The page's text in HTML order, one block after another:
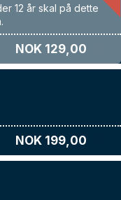
12 år skal på dette
NOK 129,00
NOK 199,00